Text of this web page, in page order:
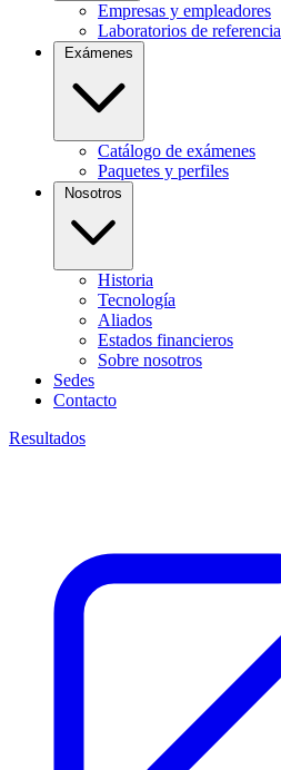
Empresas y empleadores
Laboratorios de referencia
Catálogo de exámenes
Paquetes y perfiles
Historia
Tecnología
Aliados
Estados financieros
Sobre nosotros
Sedes
Contacto
Resultados